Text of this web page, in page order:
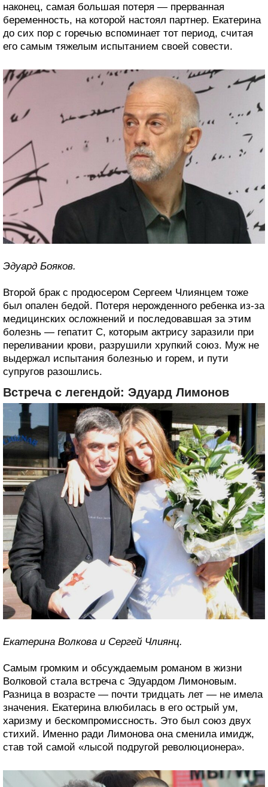
наконец, самая большая потеря — прерванная
беременность, на которой настоял партнер. Екатерина
до сих пор с горечью вспоминает тот период, считая
его самым тяжелым испытанием своей совести.
Эдуард Бояков.
Второй брак с продюсером Сергеем Члиянцем тоже
был опален бедой. Потеря нерожденного ребенка из-за
медицинских осложнений и последовавшая за этим
болезнь — гепатит С, которым актрису заразили при
переливании крови, разрушили хрупкий союз. Муж не
выдержал испытания болезнью и горем, и пути
супругов разошлись.
Встреча с легендой: Эдуард Лимонов
Екатерина Волкова и Сергей Члиянц.
Самым громким и обсуждаемым романом в жизни
Волковой стала встреча с Эдуардом Лимоновым.
Разница в возрасте — почти тридцать лет — не имела
значения. Екатерина влюбилась в его острый ум,
харизму и бескомпромиссность. Это был союз двух
стихий. Именно ради Лимонова она сменила имидж,
став той самой «лысой подругой революционера».